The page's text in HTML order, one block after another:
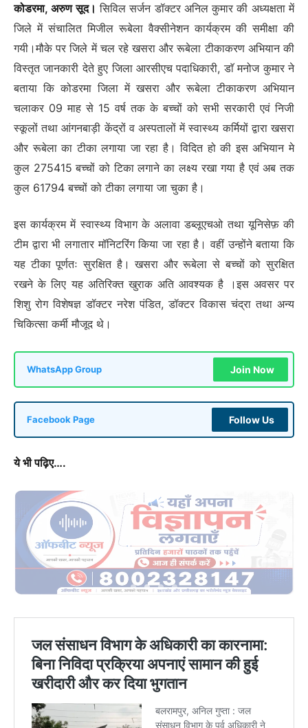
कोडरमा, अरुण सूद। सिविल सर्जन डॉक्टर अनिल कुमार की अध्यक्षता में
जिले में संचालित मिजील रूबेला वैक्सीनेशन कार्यक्रम की समीक्षा की
गयी।मौके पर जिले में चल रहे खसरा और रूबेला टीकाकरण अभियान की
विस्तृत जानकारी देते हुए जिला आरसीएच पदाधिकारी, डाॅ मनोज कुमार ने
बताया कि कोडरमा जिला में खसरा और रूबेला टीकाकरण अभियान
चलाकर 09 माह से 15 वर्ष तक के बच्चों को सभी सरकारी एवं निजी
स्कूलों तथा आंगनबाड़ी केंद्रों व अस्पतालों में स्वास्थ्य कर्मियों द्वारा खसरा
और रूबेला का टीका लगाया जा रहा है। विदित हो की इस अभियान मे
कुल 275415 बच्चों को टिका लगाने का लक्ष्य रखा गया है एवं अब तक
कुल 61794 बच्चों को टीका लगाया जा चुका है।
इस कार्यक्रम में स्वास्थ्य विभाग के अलावा डब्लूएचओ तथा यूनिसेफ़ की
टीम द्वारा भी लगातार मॉनिटरिंग किया जा रहा है। वहीं उन्होंने बताया कि
यह टीका पूर्णतः सुरक्षित है। खसरा और रूबेला से बच्चों को सुरक्षित
रखने के लिए यह अतिरिक्त खुराक अति आवश्यक है ।इस अवसर पर
शिशु रोग विशेषज्ञ डॉक्टर नरेश पंडित, डॉक्टर विकास चंद्रा तथा अन्य
चिकित्सा कर्मी मौजूद थे।
WhatsApp Group Join Now
Facebook Page Follow Us
ये भी पढ़िए….